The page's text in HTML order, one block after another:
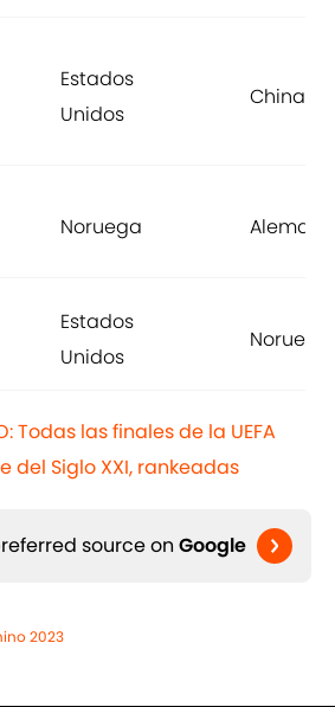
Estados
Unidos
China
Noruega
Estados
Unidos
Noruega
Todas las finales de la UEFA
del Siglo XXI, rankeadas
source on Google
2023